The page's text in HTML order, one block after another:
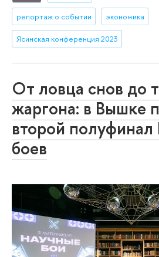
репортаж о событии экономика
Ясинская конференция 2023
От ловца снов до
жаргона: в Вышке
второй
боев